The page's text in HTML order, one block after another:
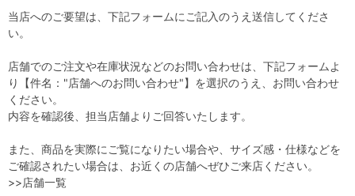
当店へのご要望は、下記フォームにご記入のうえ送信してくださ
い。
店舗でのご注文や在庫状況などのお問い合わせは、下記フォームよ
り【件名："店舗へのお問い合わせ"】を選択のうえ、お問い合わせ
ください。
内容を確認後、担当店舗よりご回答いたします。
また、商品を実際にご覧になりたい場合や、サイズ感・仕様などを
ご確認されたい場合は、お近くの店舗へぜひご来店ください。
>>店舗一覧